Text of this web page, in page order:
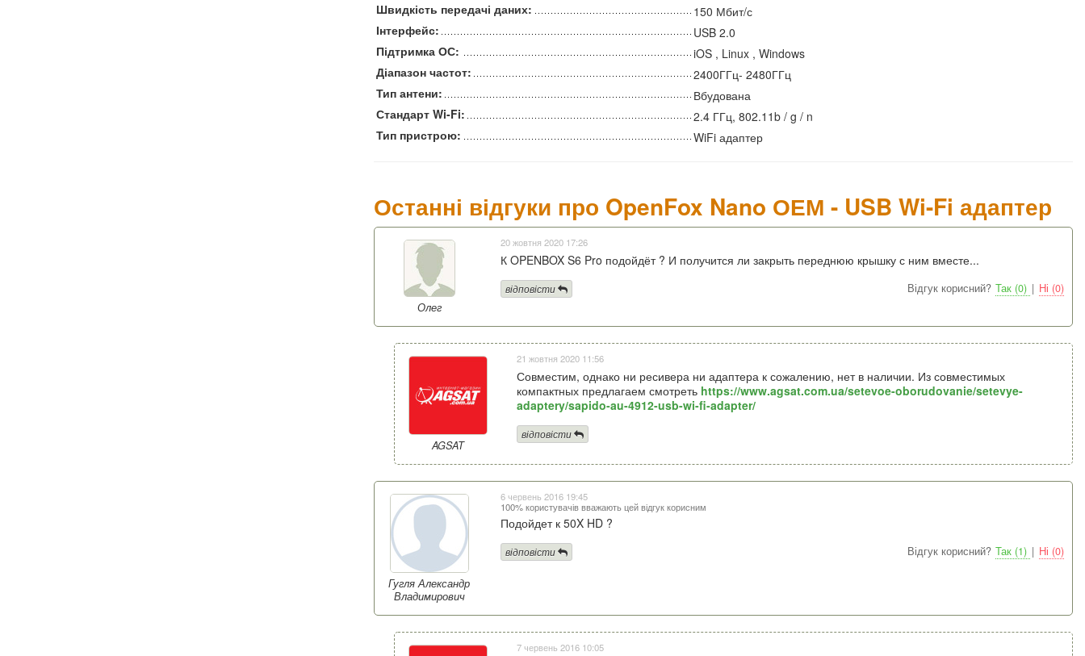
Швидкість передачі даних:
150 Мбит/с
Інтерфейс:
USB 2.0
Підтримка ОС:
iOS , Linux , Windows
Діапазон частот:
2400ГГц- 2480ГГц
Тип антени:
Вбудована
Стандарт Wi-Fi:
2.4 ГГц, 802.11b / g / n
Тип пристрою:
WiFi адаптер
Останні відгуки про OpenFox Nano ОЕМ - USB Wi-Fi адаптер
Олег
20 жовтня 2020 17:26
К OPENBOX S6 Pro подойдёт ? И получится ли закрыть переднюю крышку с ним вместе...
Відгук корисний? Так (0) | Ні (0)
відповісти
AGSAT
21 жовтня 2020 11:56
Совместим, однако ни ресивера ни адаптера к сожалению, нет в наличии. Из совместимых
компактных предлагаем смотреть https://www.agsat.com.ua/setevoe-oborudovanie/setevye-
adaptery/sapido-au-4912-usb-wi-fi-adapter/
відповісти
Гугля Александр
Владимирович
6 червень 2016 19:45
100% користувачів вважають цей відгук корисним
Подойдет к 50X HD ?
Відгук корисний? Так (1) | Ні (0)
відповісти
7 червень 2016 10:05